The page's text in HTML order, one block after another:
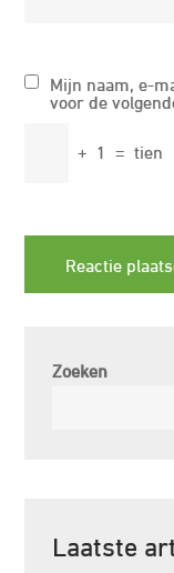
Mijn naam, e-
voor de
+ 1 = tien
Zoeken
Laatste